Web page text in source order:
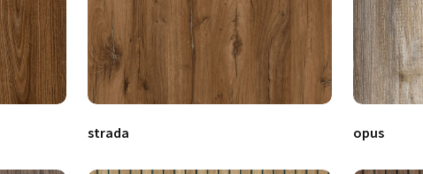
strada opus